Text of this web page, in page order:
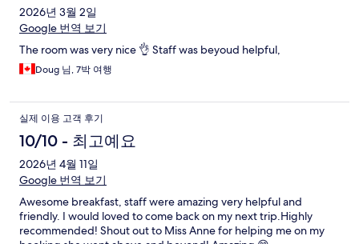
2026년 3월 2일
Google 번역 보기
The room was very nice 👌 Staff was beyoud helpful,
Doug 님, 7박 여행
실제 이용 고객 후기
10/10 - 최고예요
2026년 4월 11일
Google 번역 보기
Awesome breakfast, staff were amazing very helpful and
friendly. I would loved to come back on my next trip.Highly
recommended! Shout out to Miss Anne for helping me on my